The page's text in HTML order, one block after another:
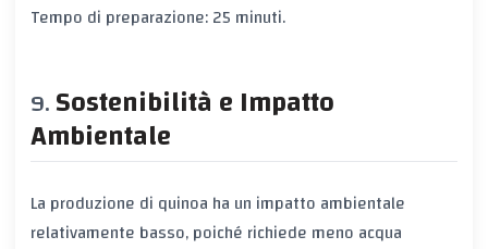
Tempo di preparazione: 25 minuti.
Sostenibilità e Impatto
Ambientale
La produzione di quinoa ha un impatto ambientale
relativamente basso, poiché richiede meno acqua